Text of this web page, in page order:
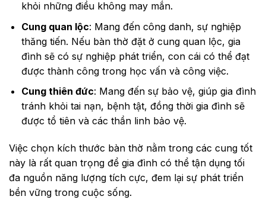
khỏi những điều không may mắn.
Cung quan lộc: Mang đến công danh, sự nghiệp
thăng tiến. Nếu bàn thờ đặt ở cung quan lộc, gia
đình sẽ có sự nghiệp phát triển, con cái có thể đạt
được thành công trong học vấn và công việc.
Cung thiên đức: Mang đến sự bảo vệ, giúp gia đình
tránh khỏi tai nạn, bệnh tật, đồng thời gia đình sẽ
được tổ tiên và các thần linh bảo vệ.
Việc chọn kích thước bàn thờ nằm trong các cung tốt
này là rất quan trọng để gia đình có thể tận dụng tối
đa nguồn năng lượng tích cực, đem lại sự phát triển
bền vững trong cuộc sống.